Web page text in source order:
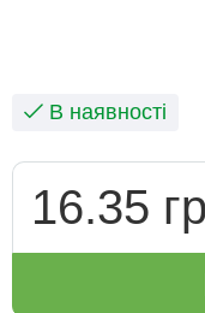
В наявності
16.35